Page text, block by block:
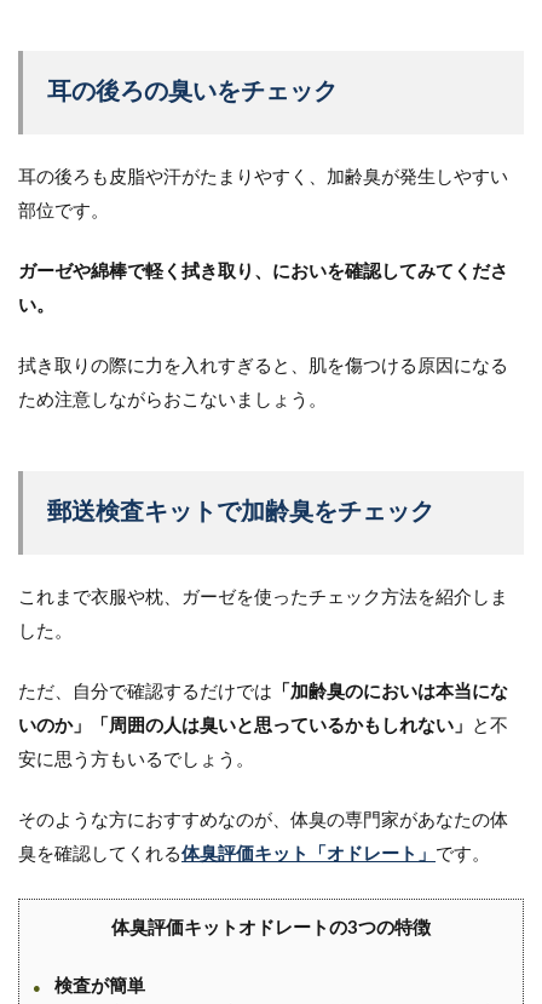
耳の後ろの臭いをチェック
耳の後ろも皮脂や汗がたまりやすく、加齢臭が発生しやすい
部位です。
ガーゼや綿棒で軽く拭き取り、においを確認してみてくださ
い。
拭き取りの際に力を入れすぎると、肌を傷つける原因になる
ため注意しながらおこないましょう。
郵送検査キットで加齢臭をチェック
これまで衣服や枕、ガーゼを使ったチェック方法を紹介しま
した。
ただ、自分で確認するだけでは 「加齢臭のにおいは本当にな
いのか」「周囲の人は臭いと思っているかもしれない」
と不
安に思う方もいるでしょう。
そのような方におすすめなのが、体臭の専門家があなたの体
臭を確認してくれる体臭評価キット「オドレート」 です。
体臭評価キットオドレートの3つの特徴
検査が簡単